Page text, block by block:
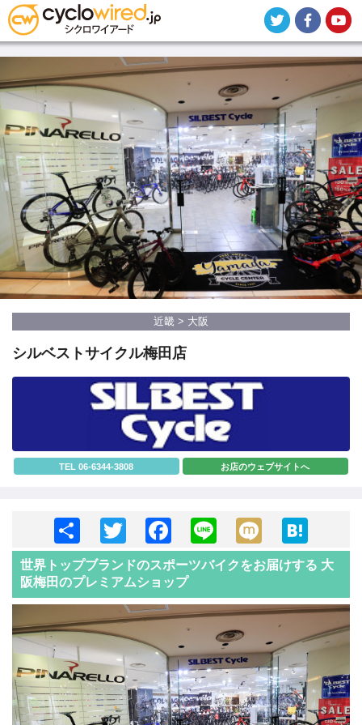
メ
イ
テ
ン
に
移
動
近畿 > 大阪
シルベストサイクル梅田店
TEL 06-6344-3808 お店のウェブサイトへ
S
h
ar
e
T
wi
tt
er
F
a
c
e
b
o
o
k
Li
n
e
M
ixi
at
e
n
a
世界トップブランドのスポーツバイクをお届けする 大
阪梅田のプレミアムショップ